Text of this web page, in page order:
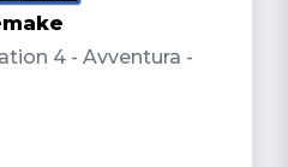
4 - Avventura -